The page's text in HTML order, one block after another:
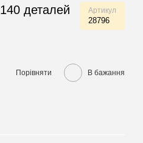
деталей
Артикул
28796
Порівняти В бажання